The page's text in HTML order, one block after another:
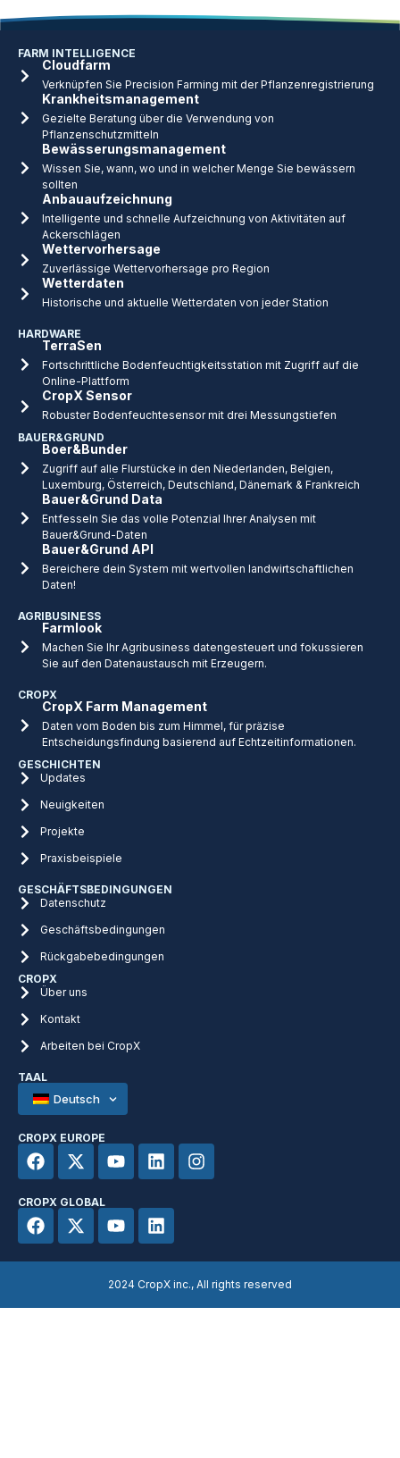
FARM INTELLIGENCE
Cloudfarm
Verknüpfen Sie Precision Farming mit der Pflanzenregistrierung
Krankheitsmanagement
Gezielte Beratung über die Verwendung von
Pflanzenschutzmitteln
Bewässerungsmanagement
Wissen Sie, wann, wo und in welcher Menge Sie bewässern
sollten
Anbauaufzeichnung
Intelligente und schnelle Aufzeichnung von Aktivitäten auf
Ackerschlägen
Wettervorhersage
Zuverlässige Wettervorhersage pro Region
Wetterdaten
Historische und aktuelle Wetterdaten von jeder Station
HARDWARE
TerraSen
Fortschrittliche Bodenfeuchtigkeitsstation mit Zugriff auf die
Online-Plattform
CropX Sensor
Robuster Bodenfeuchtesensor mit drei Messungstiefen
BAUER&GRUND
Boer&Bunder
Zugriff auf alle Flurstücke in den Niederlanden, Belgien,
Luxemburg, Österreich, Deutschland, Dänemark & Frankreich
Bauer&Grund Data
Entfesseln Sie das volle Potenzial Ihrer Analysen mit
Bauer&Grund-Daten
Bauer&Grund API
Bereichere dein System mit wertvollen landwirtschaftlichen
Daten!
AGRIBUSINESS
Farmlook
Machen Sie Ihr Agribusiness datengesteuert und fokussieren
Sie auf den Datenaustausch mit Erzeugern.
CROPX
CropX Farm Management
Daten vom Boden bis zum Himmel, für präzise
Entscheidungsfindung basierend auf Echtzeitinformationen.
GESCHICHTEN
Updates
Neuigkeiten
Projekte
Praxisbeispiele
GESCHÄFTSBEDINGUNGEN
Datenschutz
Geschäftsbedingungen
Rückgabebedingungen
CROPX
Über uns
Kontakt
Arbeiten bei CropX
TAAL
Deutsch
CROPX EUROPE
CROPX GLOBAL
2024 CropX inc., All rights reserved​